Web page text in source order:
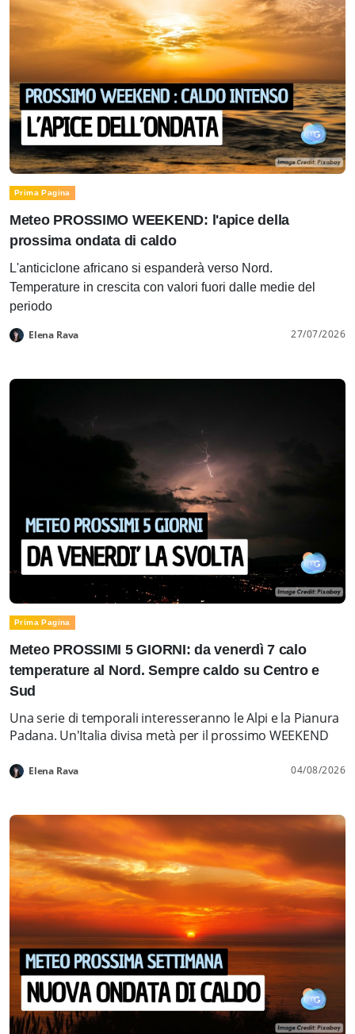
Prima Pagina
Meteo PROSSIMO WEEKEND: l'apice della
prossima ondata di caldo
L'anticiclone africano si espanderà verso Nord.
Temperature in crescita con valori fuori dalle medie del
periodo
Elena Rava 27/07/2026
Prima Pagina
Meteo PROSSIMI 5 GIORNI: da venerdì 7 calo
temperature al Nord. Sempre caldo su Centro e
Sud
Una serie di temporali interesseranno le Alpi e la Pianura
Padana. Un'Italia divisa metà per il prossimo WEEKEND
Elena Rava 04/08/2026